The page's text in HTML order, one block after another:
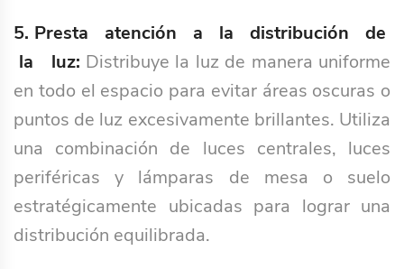
5. Presta atención a la distribución de
la luz: Distribuye la luz de manera uniforme
en todo el espacio para evitar áreas oscuras o
puntos de luz excesivamente brillantes. Utiliza
una combinación de luces centrales, luces
periféricas y lámparas de mesa o suelo
estratégicamente ubicadas para lograr una
distribución equilibrada.